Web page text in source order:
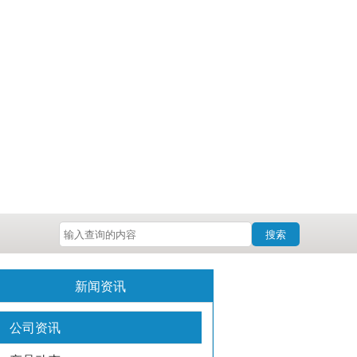
搜索
新闻资讯
公司资讯